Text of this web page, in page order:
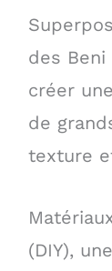
des
créer
de
texture
(DIY),